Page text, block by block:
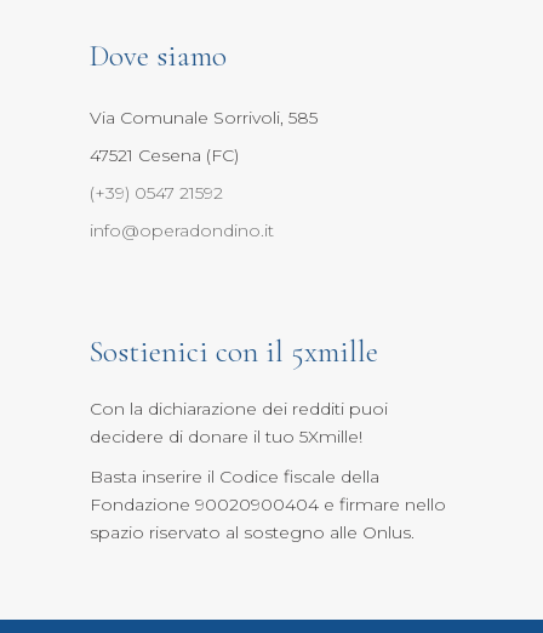
Dove siamo
Via Comunale Sorrivoli, 585
47521 Cesena (FC)
(+39) 0547 21592
info@operadondino.it
Sostienici con il 5xmille
Con la dichiarazione dei redditi puoi
decidere di donare il tuo 5Xmille!
Basta inserire il Codice fiscale della
Fondazione 90020900404 e firmare nello
spazio riservato al sostegno alle Onlus.